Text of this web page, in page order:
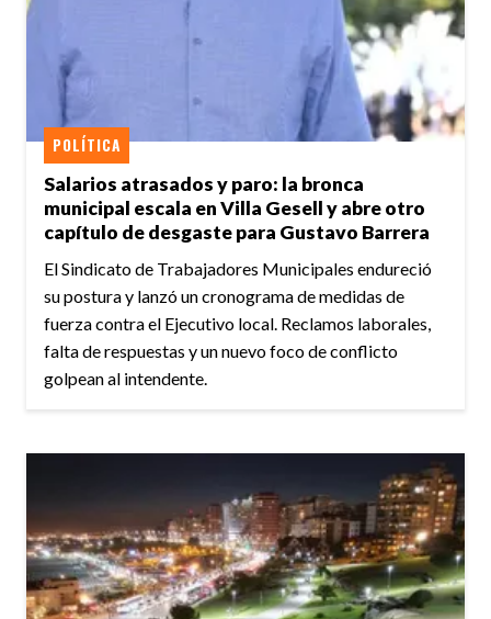
Salarios atrasados y paro: la bronca
municipal escala en Villa Gesell y abre otro
capítulo de desgaste para Gustavo Barrera
POLÍTICA
El Sindicato de Trabajadores Municipales endureció
su postura y lanzó un cronograma de medidas de
fuerza contra el Ejecutivo local. Reclamos laborales,
falta de respuestas y un nuevo foco de conflicto
golpean al intendente.